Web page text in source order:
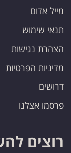
מייל אדום
תנאי שימוש
הצהרת נגישות
מדיניות הפרטיות
דרושים
פרסמו אצלנו
רוצים